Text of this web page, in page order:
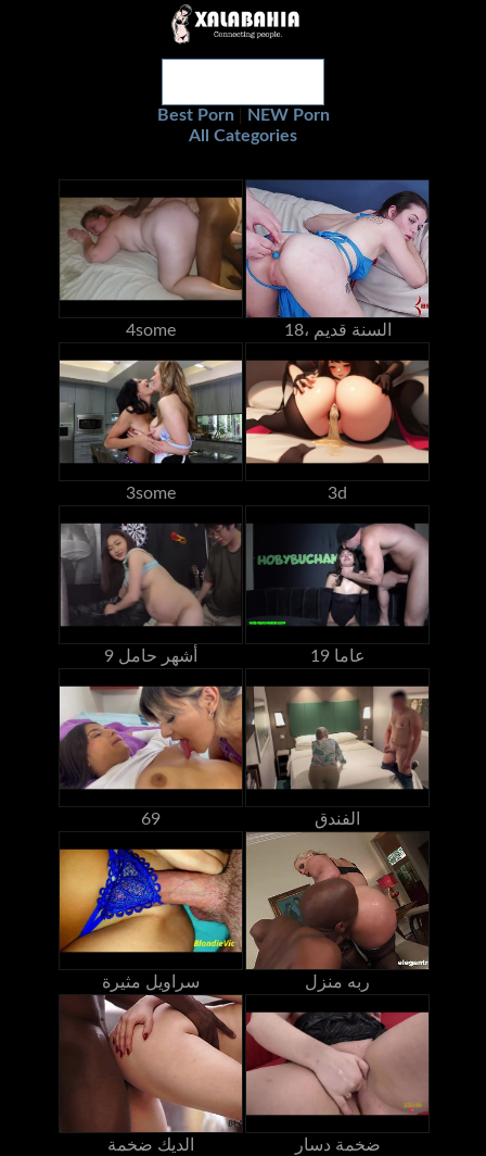
Best Porn
NEW Porn
All Categories
4some 18، السنة قديم
3some 3d
9 أشهر حامل 19 عاما
69 الفندق
سراويل مثيرة ربه منزل
الديك ضخمة ضخمة دسار